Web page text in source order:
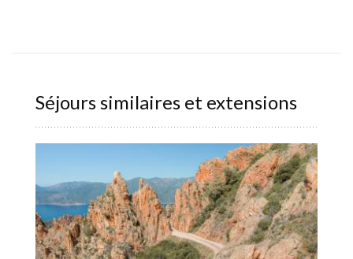
Séjours similaires et extensions